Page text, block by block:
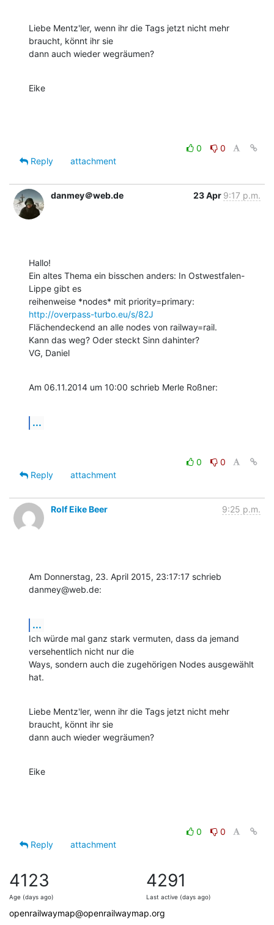
Liebe Mentz'ler, wenn ihr die Tags jetzt nicht mehr
braucht, könnt ihr sie
dann auch wieder wegräumen?
Eike
0
0
Reply
attachment
danmey＠web.de 23 Apr 9:17 p.m.
Hallo!
Ein altes Thema ein bisschen anders: In Ostwestfalen-
Lippe gibt es
http://overpass-turbo.eu/s/82J
Flächendeckend an alle nodes von railway=rail.
Kann das weg? Oder steckt Sinn dahinter?
VG, Daniel
Am 06.11.2014 um 10:00 schrieb Merle Roßner:
...
0
0
Reply
attachment
Rolf Eike Beer 9:25 p.m.
Am Donnerstag, 23. April 2015, 23:17:17 schrieb
danmey@web.de:
...
Ich würde mal ganz stark vermuten, dass da jemand
versehentlich nicht nur die
Ways, sondern auch die zugehörigen Nodes ausgewählt
hat.
Liebe Mentz'ler, wenn ihr die Tags jetzt nicht mehr
braucht, könnt ihr sie
dann auch wieder wegräumen?
Eike
0
0
Reply
attachment
4123
Age (days ago)
4291
Last active (days ago)
openrailwaymap@openrailwaymap.org